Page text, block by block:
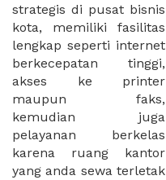
strategis di pusat bisnis
kota, memiliki fasilitas
lengkap seperti internet
berkecepatan tinggi,
akses ke printer
maupun faks,
kemudian juga
pelayanan berkelas
karena ruang kantor
yang anda sewa terletak
usaha Anda. Sewa
ruang kantor XWORK
juga mempermudah
proses sewa kantor
Anda, karena anda
dapat memilih kantor
yang akan anda sewa,
kemudian Anda dapat
survey atau
mengunjungi calon